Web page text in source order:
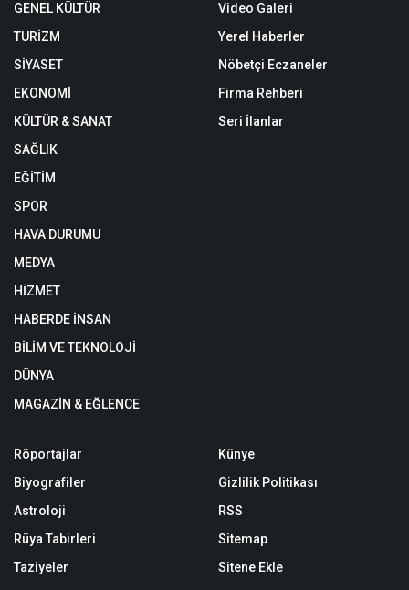
GENEL KÜLTÜR
TURİZM
SİYASET
EKONOMİ
KÜLTÜR & SANAT
SAĞLIK
EĞİTİM
SPOR
HAVA DURUMU
MEDYA
HİZMET
HABERDE İNSAN
BİLİM VE TEKNOLOJİ
DÜNYA
MAGAZİN & EĞLENCE
Video Galeri
Yerel Haberler
Nöbetçi Eczaneler
Firma Rehberi
Seri İlanlar
Röportajlar
Biyografiler
Astroloji
Rüya Tabirleri
Taziyeler
Künye
Gizlilik Politikası
RSS
Sitemap
Sitene Ekle